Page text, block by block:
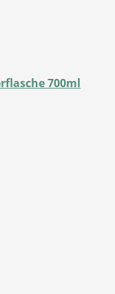
700ml